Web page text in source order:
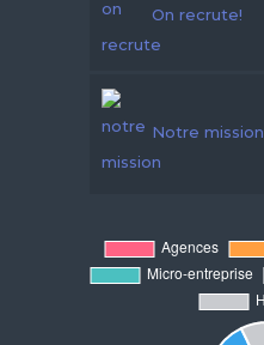
On recrute!
Notre mission